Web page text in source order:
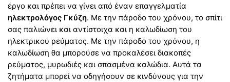
έργο και πρέπει να γίνει από έναν επαγγελματία
ηλεκτρολόγος Γκύζη. Με την πάροδο του χρόνου, το σπίτι
σας παλιώνει και αντίστοιχα και η καλωδίωση του
ηλεκτρικού ρεύματος. Με την πάροδο του χρόνου, η
καλωδίωση θα μπορούσε να προκαλέσει διακοπές
ρεύματος, μυρωδιές και σπασμένα καλώδια. Αυτά τα
ζητήματα μπορεί να οδηγήσουν σε κινδύνους για την